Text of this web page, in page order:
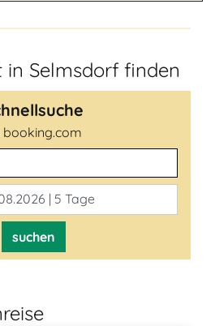
in Selmsdorf finden
booking.com
| 5 Tage
suchen